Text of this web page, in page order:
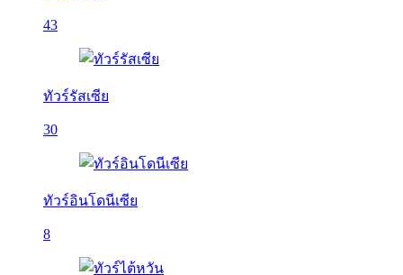
43
ทัวร์รัสเซีย
30
ทัวร์อินโดนีเซีย
8